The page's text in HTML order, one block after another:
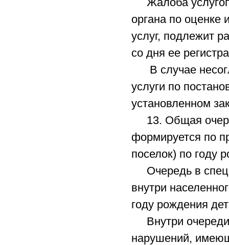
органа по оценке
услуг, подлежит
со дня ее
В случае
услуги по
установленном
13. Общая
формируется по
поселок) по году
Очередь в
внутри
году рождения
Внутри очереди
нарушений,